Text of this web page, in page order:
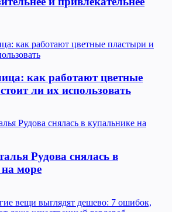
как работают цветные
ли их использовать
Рудова снялась в
море